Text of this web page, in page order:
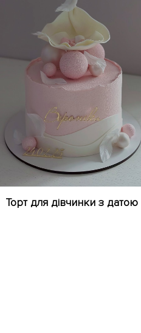
Торт для дівчинки з датою